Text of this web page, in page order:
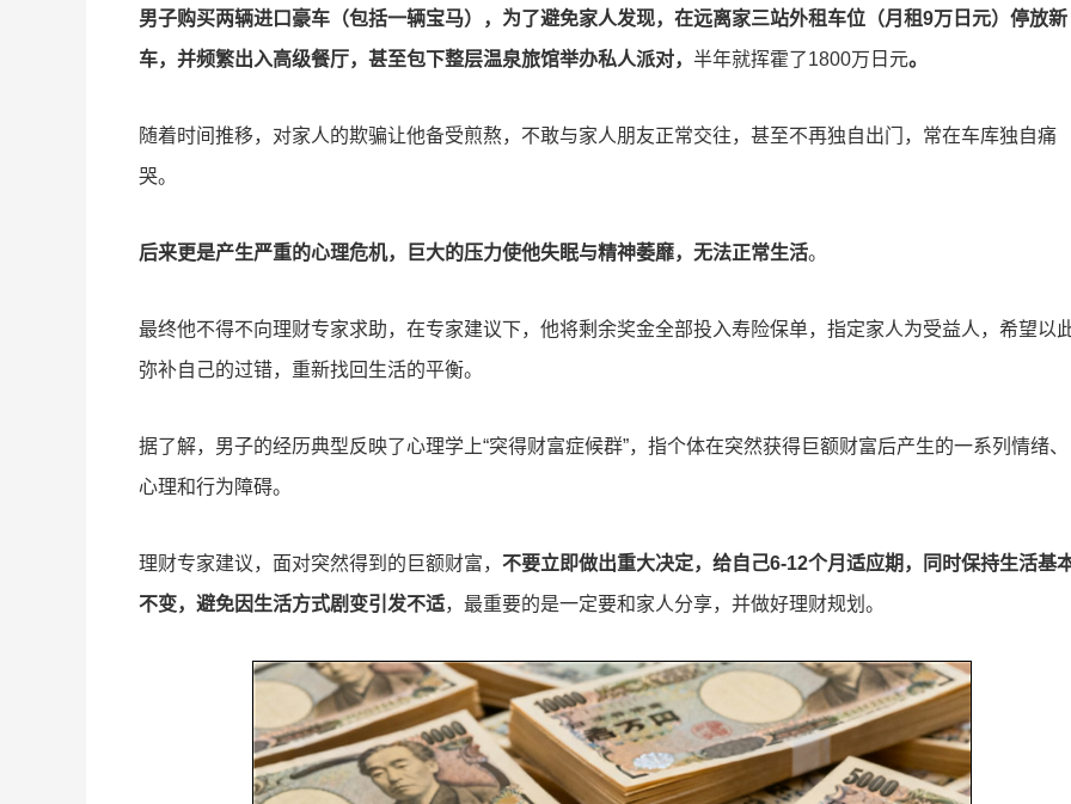
男子购买两辆进口豪车（包括一辆宝马），为了避免家人发现，在远离家三站外租车位（月租9万日元）停放新
车，并频繁出入高级餐厅，甚至包下整层温泉旅馆举办私人派对， 半年就挥霍了1800万日元。
随着时间推移，对家人的欺骗让他备受煎熬，不敢与家人朋友正常交往，甚至不再独自出门，常在车库独自痛
哭。
后来更是产生严重的心理危机，巨大的压力使他失眠与精神萎靡，无法正常生活。
最终他不得不向理财专家求助，在专家建议下，他将剩余奖金全部投入寿险保单，指定家人为受益人，希望以
弥补自己的过错，重新找回生活的平衡。
据了解，男子的经历典型反映了心理学上“突得财富症候群”，指个体在突然获得巨额财富后产生的一系列情绪、
心理和行为障碍。
理财专家建议，面对突然得到的巨额财富， 不要立即做出重大决定，给自己6-12个月适应期，同时保持生活基
不变，避免因生活方式剧变引发不适，最重要的是一定要和家人分享，并做好理财规划。